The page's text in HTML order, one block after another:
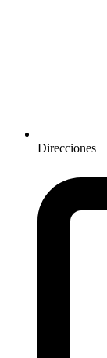
Direcciones